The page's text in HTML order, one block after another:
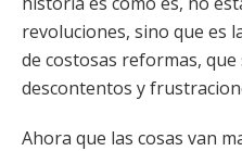
revoluciones, sino que es
de costosas reformas,
descontentos y
Ahora que las cosas van